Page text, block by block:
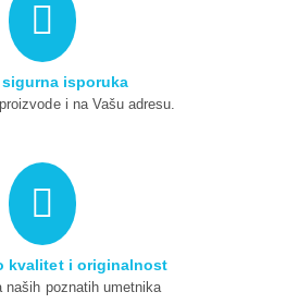
sigurna isporuka
i na Vašu adresu.
kvalitet i originalnost
naših poznatih umetnika